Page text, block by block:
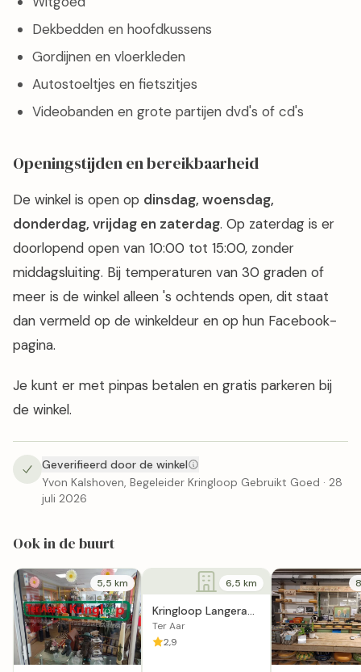
Dekbedden en hoofdkussens
Gordijnen en vloerkleden
Autostoeltjes en fietszitjes
Videobanden en grote partijen dvd's of cd's
Openingstijden en bereikbaarheid
De winkel is open op dinsdag, woensdag,
donderdag, vrijdag en zaterdag. Op zaterdag is er
doorlopend open van 10:00 tot 15:00, zonder
middagsluiting. Bij temperaturen van 30 graden of
meer is de winkel alleen 's ochtends open, dit staat
dan vermeld op de winkeldeur en op hun Facebook-
pagina.
Je kunt er met pinpas betalen en gratis parkeren bij
de winkel.
Geverifieerd door de winkel
Yvon Kalshoven, Begeleider Kringloop Gebruikt Goed · 28
juli 2026
Ook in de buurt
5,5 km 6,5 km
Kringloop Langeraar
De Kleine Brug in Ter
Aar
Ter Aar
2,9